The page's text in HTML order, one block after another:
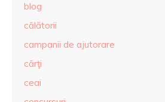
blog
călătorii
campanii de ajutorare
cărţi
ceai